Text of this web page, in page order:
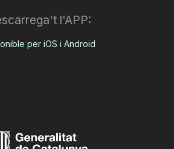
l'APP:
per iOS i Android